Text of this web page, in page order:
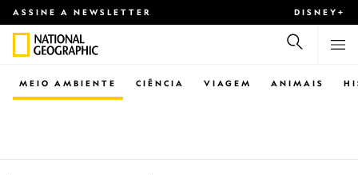
ASSINE A NEWSLETTER DISNEY+
CIÊNCIA VIAGEM ANIMAIS
MEIO AMBIENTE